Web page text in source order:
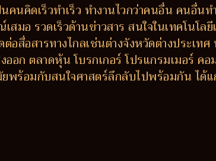
นคิดเร็วทำเร็ว ทำงานไวกว่าคนอื่น คนอื่น
มอ รวดเร็วด้านข่าวสาร สนใจในเทคโนโ
อสื่อสารทางไกลเช่นต่างจังหวัดต่างประเท
ออก ตลาดหุ้น โบรกเกอร์ โปรแกรมเมอร์ ค
ร้อมกับสนใจศาสตร์ลึกลับไปพร้อมกัน ได้แ